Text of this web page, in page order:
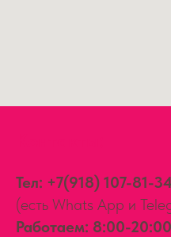
Тел: +7(918) 107-81-34
(есть Whats App и
Работаем: 8:00-